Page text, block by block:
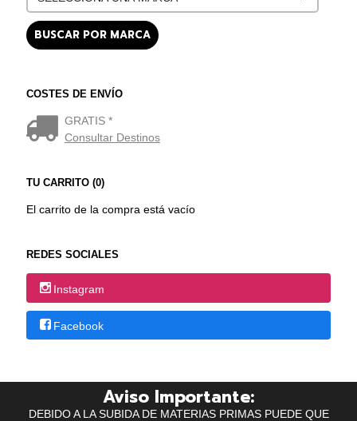
COSTES DE ENVÍO
GRATIS *
Consultar Destinos
TU CARRITO (0)
El carrito de la compra está vacío
REDES SOCIALES
Instagram
Facebook
Aviso Importante:
DEBIDO A LA SUBIDA DE MATERIAS PRIMAS PUEDE QUE